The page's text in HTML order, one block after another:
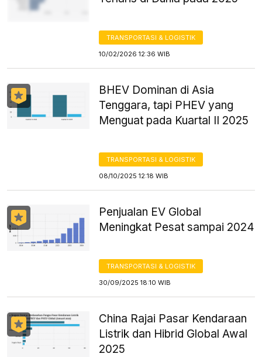
TRANSPORTASI & LOGISTIK
10/02/2026 12:36 WIB
BHEV Dominan di Asia
Tenggara, tapi PHEV yang
Menguat pada Kuartal II 2025
TRANSPORTASI & LOGISTIK
08/10/2025 12:18 WIB
Penjualan EV Global
Meningkat Pesat sampai 2024
TRANSPORTASI & LOGISTIK
30/09/2025 18:10 WIB
China Rajai Pasar Kendaraan
Listrik dan Hibrid Global Awal
2025